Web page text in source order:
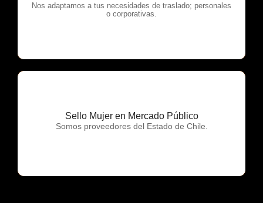
Nos adaptamos a tus necesidades de traslado; personales
o corporativas.
OTP Servicios
Sello Mujer en Mercado Público
Somos proveedores del Estado de Chile.
OTP Servicios